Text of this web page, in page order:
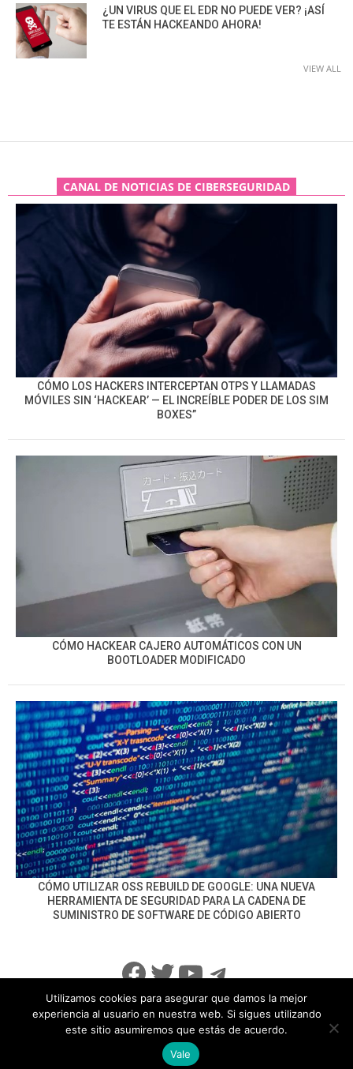
¿UN VIRUS QUE EL EDR NO PUEDE VER? ¡ASÍ
TE ESTÁN HACKEANDO AHORA!
VIEW ALL
CANAL DE NOTICIAS DE CIBERSEGURIDAD
CÓMO LOS HACKERS INTERCEPTAN OTPS Y LLAMADAS
MÓVILES SIN ‘HACKEAR’ — EL INCREÍBLE PODER DE LOS SIM
BOXES”
CÓMO HACKEAR CAJERO AUTOMÁTICOS CON UN
BOOTLOADER MODIFICADO
CÓMO UTILIZAR OSS REBUILD DE GOOGLE: UNA NUEVA
HERRAMIENTA DE SEGURIDAD PARA LA CADENA DE
SUMINISTRO DE SOFTWARE DE CÓDIGO ABIERTO
Facebook
Twitter
YouTube
Telegram
info@noticiasseguridad.com Política de Privacidad
Utilizamos cookies para asegurar que damos la mejor
experiencia al usuario en nuestra web. Si sigues utilizando
este sitio asumiremos que estás de acuerdo.
Vale